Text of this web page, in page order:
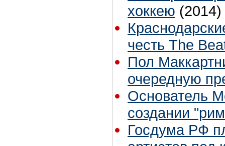
хоккею (2014)
честь The
Пол
очередную
Основатель
создании
Госдума РФ